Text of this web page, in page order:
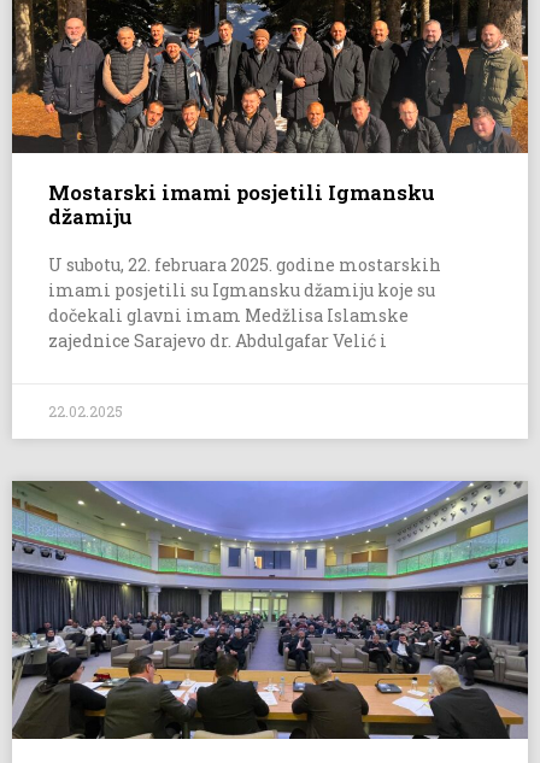
Mostarski imami posjetili Igmansku
džamiju
U subotu, 22. februara 2025. godine mostarskih
imami posjetili su Igmansku džamiju koje su
dočekali glavni imam Medžlisa Islamske
zajednice Sarajevo dr. Abdulgafar Velić i
22.02.2025